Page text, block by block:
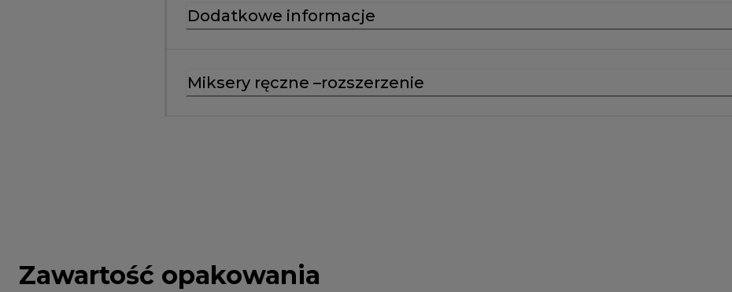
Dodatkowe informacje
Miksery ręczne –rozszerzenie
Zawartość opakowania